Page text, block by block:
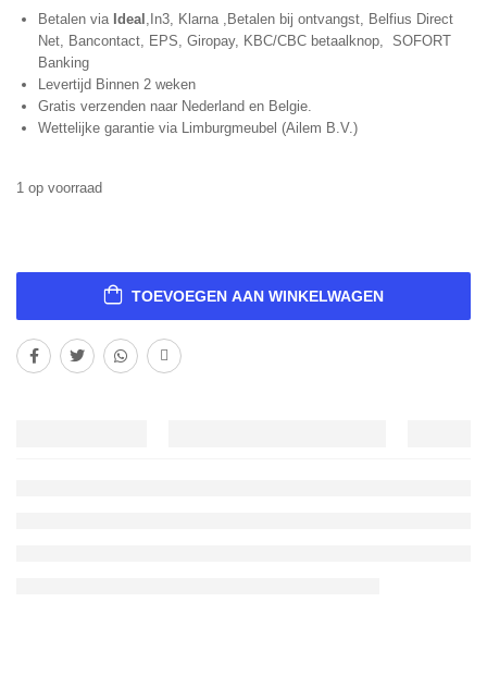
Betalen via Ideal ,In3, Klarna ,Betalen bij ontvangst, Belfius Direct
Net, Bancontact, EPS, Giropay, KBC/CBC betaalknop, SOFORT
Banking
Levertijd Binnen 2 weken
Gratis verzenden naar Nederland en Belgie.
Wettelijke garantie via Limburgmeubel (Ailem B.V.)
1 op voorraad
TOEVOEGEN AAN WINKELWAGEN